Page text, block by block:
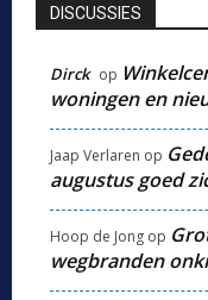
DISCUSSIES
Dirck op
woningen en
Jaap Verlaren op
augustus goed
Hoop de Jong op
wegbranden